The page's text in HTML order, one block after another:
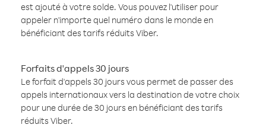
est ajouté à votre solde. Vous pouvez l'utiliser pour
appeler n'importe quel numéro dans le monde en
bénéficiant des tarifs réduits Viber.
Forfaits d'appels 30 jours
Le forfait d'appels 30 jours vous permet de passer des
appels internationaux vers la destination de votre choix
pour une durée de 30 jours en bénéficiant des tarifs
réduits Viber.